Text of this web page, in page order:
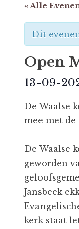
« Alle
Dit
Open
13-09-
De Waalse
mee met de
De Waalse
geworden
Jansbeek
kerk staat